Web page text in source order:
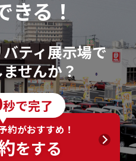
きる！
ティ展示場で
せんか？
秒で完了
約がおすすめ！
をする